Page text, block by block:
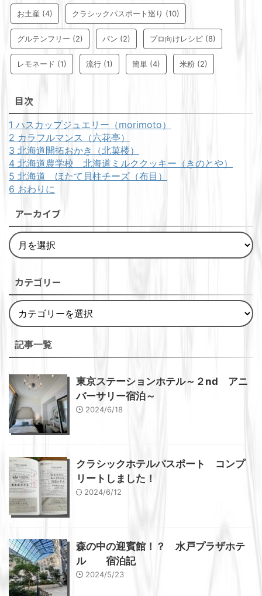
お土産 (4) クラシックパスポート巡り (10)
グルテンフリー (2) パン (2) プロ向けレシピ (8)
レモネード (1) 流行 (1) 簡単 (4) 米粉 (2)
目次
1 ハスカップジュエリー（morimoto）
2 カラフルマンス（六花亭）
3 北海道開拓おかき（北菓楼）
4 北海道農学校 北海道ミルククッキー（きのとや）
5 北海道 ほたて貝柱チーズ（布目）
6 おわりに
アーカイブ
カテゴリー
記事一覧
東京ステーションホテル～２nd アニ
バーサリー宿泊～
2024/6/18
クラシックホテルパスポート コンプ
リートしました！
2024/6/12
森の中の迎賓館！？ 水戸プラザホテ
ル 宿泊記
2024/5/23